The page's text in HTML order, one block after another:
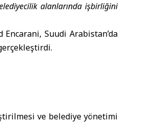
alanlarında işbirliğini
Encarani, Suudi Arabistan’da
ve belediye yönetimi